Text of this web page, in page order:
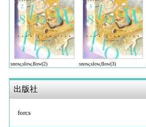
snow,slow,flow(2) snow,slow,flow(3)
出版社
forcs